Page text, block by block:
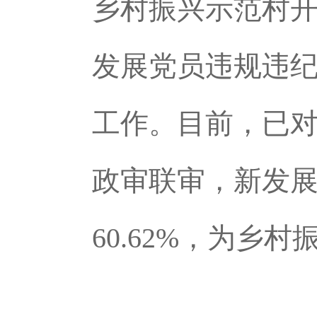
乡村振兴示范村
发展党员违规违
工作。目前，已
政审联审，新发
60.62%，为乡村